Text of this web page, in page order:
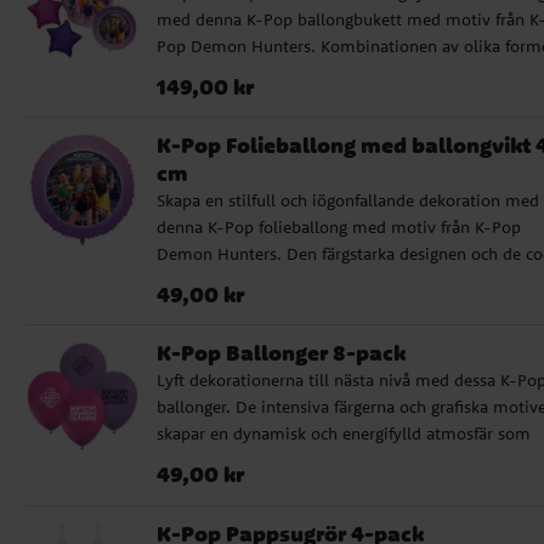
med denna K-Pop ballongbukett med motiv från K-
Pop Demon Hunters. Kombinationen av olika
blickarna till sig och blir ett självklart blickfång på
ballong (58 x 70 cm), 3 stjärnformade folieballonger
(46 cm) samt 1 rund folieballong (46 cm i diameter).
Förpackningen innehåller sugrör för enkel
samt ett vitt ballongsnöre på ca 1,5 meter, så att du
snabbt kan skapa en komplett och snygg
Pris: 149,00 kr
149,00 kr
K-Pop Folieballong med ballongvikt
cm
Skapa en stilfull och iögonfallande dekoration med
denna K-Pop folieballong med motiv från K-Pop
Demon Hunters. Den färgstarka designen och de
som den medföljande ballongvikten gör den enkel
diameter och kan fyllas med luft eller helium.
Förpackningen innehåller ballongvikt, snöre (ca 1,5
och sugrör. ✔️ Kan fyllas med luft eller helium ✔️
Inkluderar ballongvikt, snöre och sugrör
Pris :49,00 kr
49,00 kr
K-Pop Ballonger 8-pack
Lyft dekorationerna till nästa nivå med dessa K-Pop
ballonger. De intensiva färgerna och grafiska
skapar en dynamisk och energifylld atmosfär som
Ballongerna blir ca 30 cm i diameter när dom är
Pris :49,00 kr
49,00 kr
K-Pop Pappsugrör 4-pack